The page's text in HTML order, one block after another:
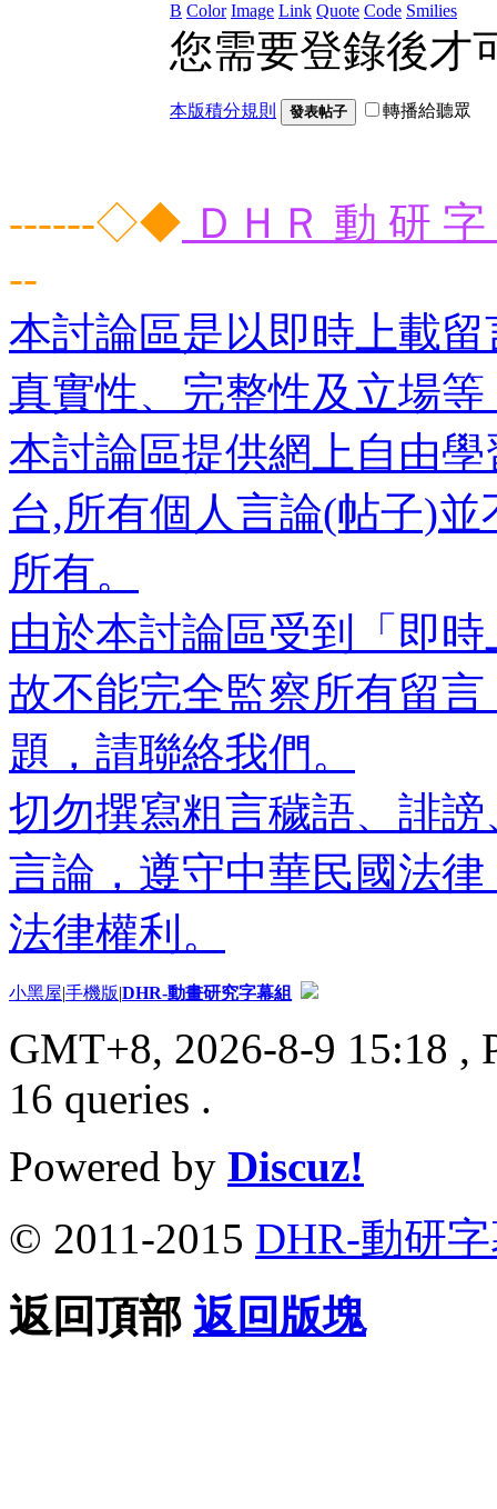
B Color Image Link Quote Code Smilies
您需要登錄後才
本版積分規則 發表帖子 轉播給聽眾
------◇◆ ＤＨＲ 動 研
--
本討論區是以即時上載
真實性、完整性及立場
本討論區提供網上自由
台,所有個人言論(帖子)
所有。
由於本討論區受到「即
故不能完全監察所有留
題，請聯絡我們。
切勿撰寫粗言穢語、誹
言論，遵守中華民國法
法律權利。
小黑屋|手機版|DHR-動畫研究字幕組
GMT+8, 2026-8-9 15:18 ,
16 queries .
Powered by Discuz!
© 2011-2015 DHR-動研
返回頂部 返回版塊